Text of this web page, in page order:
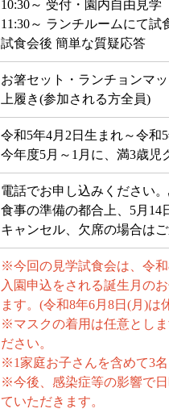
10:30～ 受付・園内自由見学
11:30～ ランチルームにて
試食会後 簡単な質疑応答
お箸セット・ランチョンマ
上履き(参加される方全員)
令和5年4月2日生まれ～令和
今年度5月～1月に、満3歳児
電話でお申し込みください。
食事の準備の都合上、5月14
キャンセル、欠席の場合は
※今回の見学試食会は、令
入園申込をされる誕生月の
ます。(令和8年6月8日(月)は
※マスクの着用は任意とし
ださい。
※1家庭お子さんを含めて3
※今後、感染症等の影響で
ていただきます。